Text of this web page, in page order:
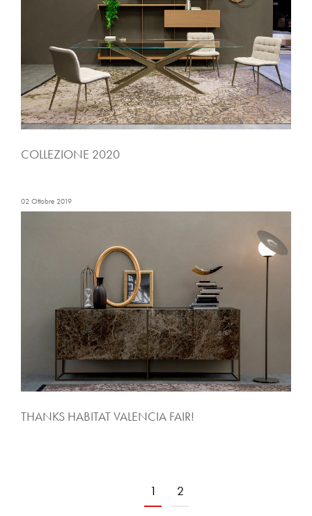
COLLEZIONE 2020
02 Ottobre 2019
THANKS HABITAT VALENCIA FAIR!
1 2